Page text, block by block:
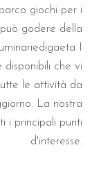
giochi per i
godere della
I
disponibili che vi
le attività da
La nostra
i principali punti
d'interesse.